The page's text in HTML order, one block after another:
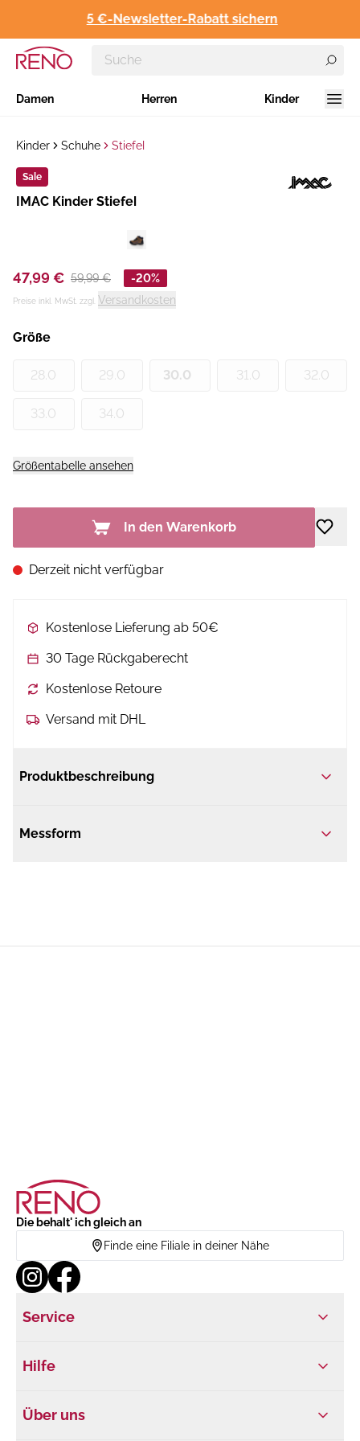
5 €-Newsletter-Rabatt sichern
Damen Herren Kinder
Kinder Schuhe Stiefel
Sale
Hersteller:
IMAC Kinder Stiefel
47,99 € 59,99 € -20%
Preise inkl. MwSt. zzgl. Versandkosten
Größe
28.0 29.0 30.0 31.0 32.0
33.0 34.0
Größentabelle ansehen
In den Warenkorb
Derzeit nicht verfügbar
Kostenlose Lieferung ab 50€
30 Tage Rückgaberecht
Kostenlose Retoure
Versand mit DHL
Produktbeschreibung
Messform
Die behalt' ich gleich an
Finde eine Filiale in deiner Nähe
Service
Hilfe
Über uns